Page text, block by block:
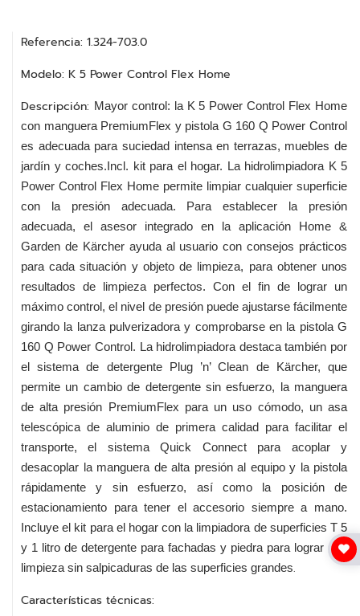
Referencia: 1.324-703.0
Modelo: K 5 Power Control Flex Home
Descripción: Mayor control: la K 5 Power Control Flex Home
con manguera PremiumFlex y pistola G 160 Q Power Control
es adecuada para suciedad intensa en terrazas, muebles de
jardín y coches.Incl. kit para el hogar. La hidrolimpiadora K 5
Power Control Flex Home permite limpiar cualquier superficie
con la presión adecuada. Para establecer la presión
adecuada, el asesor integrado en la aplicación Home &
Garden de Kärcher ayuda al usuario con consejos prácticos
para cada situación y objeto de limpieza, para obtener unos
resultados de limpieza perfectos. Con el fin de lograr un
máximo control, el nivel de presión puede ajustarse fácilmente
girando la lanza pulverizadora y comprobarse en la pistola G
160 Q Power Control. La hidrolimpiadora destaca también por
el sistema de detergente Plug ’n’ Clean de Kärcher, que
permite un cambio de detergente sin esfuerzo, la manguera
de alta presión PremiumFlex para un uso cómodo, un asa
telescópica de aluminio de primera calidad para facilitar el
transporte, el sistema Quick Connect para acoplar y
desacoplar la manguera de alta presión al equipo y la pistola
rápidamente y sin esfuerzo, así como la posición de
estacionamiento para tener el accesorio siempre a mano.
Incluye el kit para el hogar con la limpiadora de superficies T 5
y 1 litro de detergente para fachadas y piedra para lograr una
limpieza sin salpicaduras de las superficies grandes.
Características técnicas: